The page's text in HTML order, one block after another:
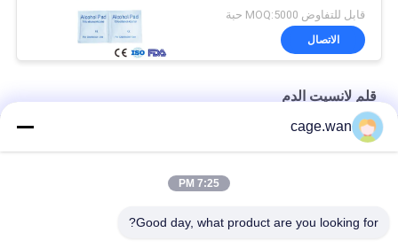
قابل للتفاوض MOQ:5000 حبة
الاتصال
قلم لانسيت الدم
6 أعماق قابلة للتعديل لانسيت القلم قلم الوخز مع قاذف
cage.wan
7:25 PM
Good day, what product are you looking for?